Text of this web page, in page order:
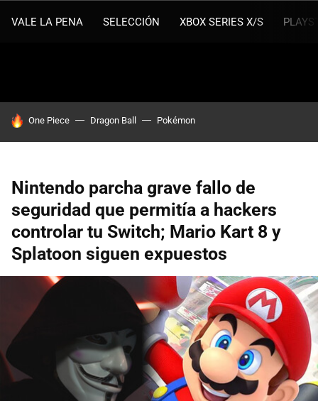
VALE LA PENA SELECCIÓN XBOX SERIES X/S
HOY SE HABLA DE
One Piece Dragon Ball Pokémon
Nintendo parcha grave fallo de
seguridad que permitía a hackers
controlar tu Switch; Mario Kart 8 y
Splatoon siguen expuestos